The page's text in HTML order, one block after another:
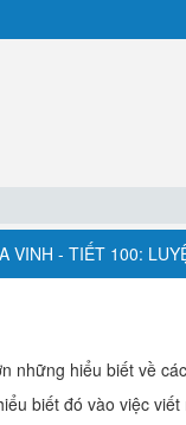
VINH - TIẾT 100:
những hiểu biết về
biết đó vào việc viết